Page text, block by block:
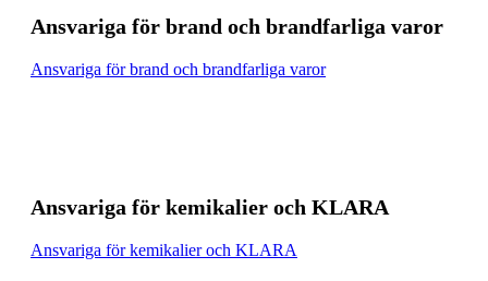
Ansvariga för brand och brandfarliga varor
Ansvariga för brand och brandfarliga varor
Ansvariga för kemikalier och KLARA
Ansvariga för kemikalier och KLARA